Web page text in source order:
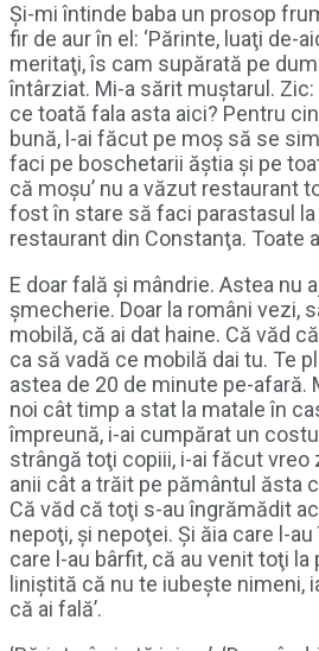
Şi-mi întinde baba un prosop
fir de aur în el: ‘Părinte, luaţi de-
meritaţi, îs cam supărată pe
întârziat. Mi-a sărit muştarul. Zic:
ce toată fala asta aici? Pentru
bună, l-ai făcut pe moş să se
faci pe boschetarii ăştia şi pe
că moşu’ nu a văzut restaurant
fost în stare să faci parastasul
restaurant din Constanţa. Toate
E doar fală şi mândrie. Astea nu
şmecherie. Doar la români vezi,
mobilă, că ai dat haine. Că văd
ca să vadă ce mobilă dai tu. Te
astea de 20 de minute pe-afară.
noi cât timp a stat la matale în
împreună, i-ai cumpărat un
strângă toţi copiii, i-ai făcut
anii cât a trăit pe pământul ăsta
Că văd că toţi s-au îngrămădit
nepoţi, şi nepoţei. Şi ăia care l-
care l-au bârfit, că au venit toţi la
liniştită că nu te iubeşte nimeni,
că ai fală’.